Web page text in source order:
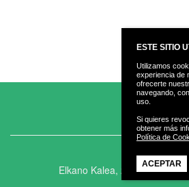
Hernani Kirola
Elkano Kalea, 27, 20120
ESTE SITIO
Utilizamos
experiencia de
ofrecerte
navegando,
uso.
Si quieres
obtener más
Política de
ACEPTAR